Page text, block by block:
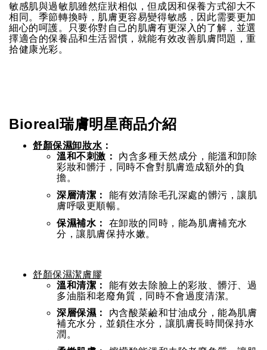
敏感肌與過敏肌雖然症狀相似，但成因和保養方式卻大不
相同。季節轉換時，肌膚更容易變得敏感，因此需要更加
細心的呵護。只要你對自己的肌膚有更深入的了解，並選
擇適合的保養品和生活習慣，就能有效改善肌膚問題，重
拾健康光彩。
Bioreal瑞膚明星商品介紹
舒顏保濕卸妝水：
溫和不刺激：
內含多種天然成分，能溫和卸除
彩妝和髒汙，同時不會對肌膚造成額外的負
擔。
深層清潔：
能有效清除毛孔深處的髒污，讓肌
膚呼吸更順暢。
保濕補水：
在卸妝的同時，能為肌膚補充水
分，讓肌膚保持水嫩。
舒顏保濕潔膚膠
溫和清潔：
能有效去除臉上的彩妝、髒汙、過
多油脂和老廢角質，同時不會過度清潔。
深層保濕：
內含酸菜鹼和甘油成分，能為肌膚
補充水分，並鎖住水分，讓肌膚長時間保持水
潤。